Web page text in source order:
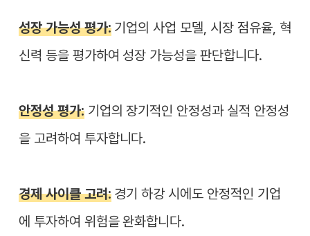
성장 가능성 평가:기업의 사업 모델, 시장 점유율, 혁
신력 등을 평가하여 성장 가능성을 판단합니다.
안정성 평가:기업의 장기적인 안정성과 실적 안정성
을 고려하여 투자합니다.
경제 사이클 고려:경기 하강 시에도 안정적인 기업
에 투자하여 위험을 완화합니다.